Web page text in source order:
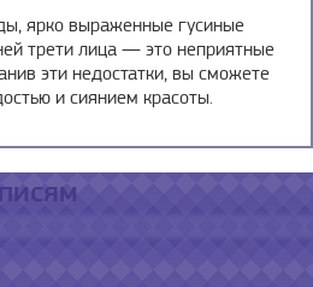
ярко выраженные гусиные
трети лица — это неприятные
эти недостатки, вы сможете
и сиянием красоты.